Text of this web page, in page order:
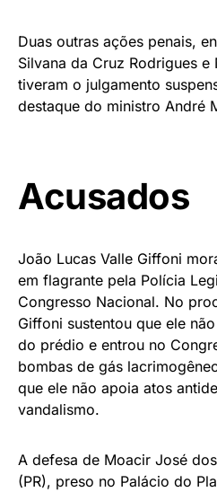
Duas outras ações penais,
Silvana da Cruz Rodrigues e
tiveram o julgamento
destaque do ministro André
Acusados
João Lucas Valle Giffoni
em flagrante pela Polícia
Congresso Nacional. No
Giffoni sustentou que ele
do prédio e entrou no
bombas de gás
que ele não apoia atos
vandalismo.
A defesa de Moacir José
(PR), preso no Palácio do